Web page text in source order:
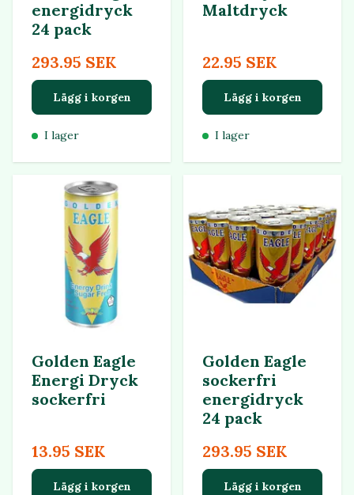
energidryck
24 pack
293.95 SEK
Lägg i korgen
I lager
Maltdryck
22.95 SEK
Lägg i korgen
I lager
Golden Eagle
Energi Dryck
sockerfri
13.95 SEK
Lägg i korgen
Golden Eagle
sockerfri
energidryck
24 pack
293.95 SEK
Lägg i korgen